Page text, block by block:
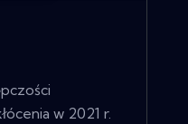
w 2021 r.